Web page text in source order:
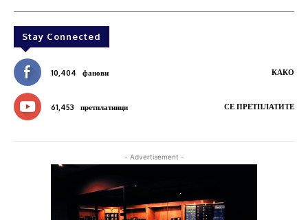
Stay Connected
10,404 фанови КАКО
61,453 претплатници СЕ ПРЕТПЛАТИТЕ
- Advertisement -